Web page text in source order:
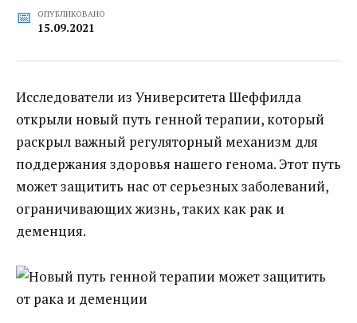
ОПУБЛИКОВАНО
15.09.2021
Исследователи из Университета Шеффилда
открыли новый путь генной терапии, который
раскрыл важный регуляторный механизм для
поддержания здоровья нашего генома. Этот путь
может защитить нас от серьезных заболеваний,
ограничивающих жизнь, таких как рак и
деменция.